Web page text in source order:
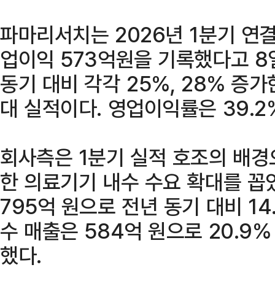
파마리서치는 2026년 1분기 연
업이익 573억원을 기록했다고
동기 대비 각각 25%, 28% 증가
대 실적이다. 영업이익률은
회사측은 1분기 실적 호조의 배
한 의료기기 내수 수요 확대를
795억 원으로 전년 동기 대비
수 매출은 584억 원으로 20.9%
했다.